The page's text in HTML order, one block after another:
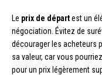
Le prix de départest un
négociation. Évitez de
décourager les acheteurs
sa valeur, car vous
pour un prix légèrement